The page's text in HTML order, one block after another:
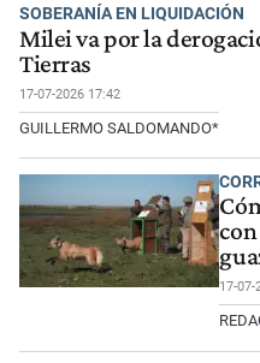
SOBERANÍA EN LIQUIDACIÓN
Milei va por la
Tierras
17-07-2026 17:42
GUILLERMO SALDOMANDO*
con
17-07-